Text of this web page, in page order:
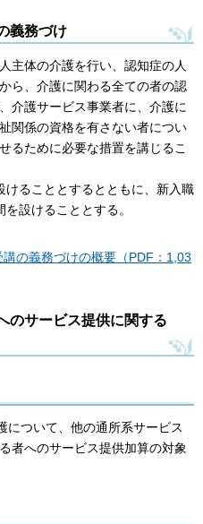
義務づけ
主体の介護を行い、認知症の人
ら、介護に関わる全ての者の認
介護サービス事業者に、介護に
関係の資格を有さない者につい
るために必要な措置を講じるこ
ることとするとともに、新入職
設けることとする。
の義務づけの概要（PDF：1,03
のサービス提供に関する
ついて、他の通所系サービス
者へのサービス提供加算の対象